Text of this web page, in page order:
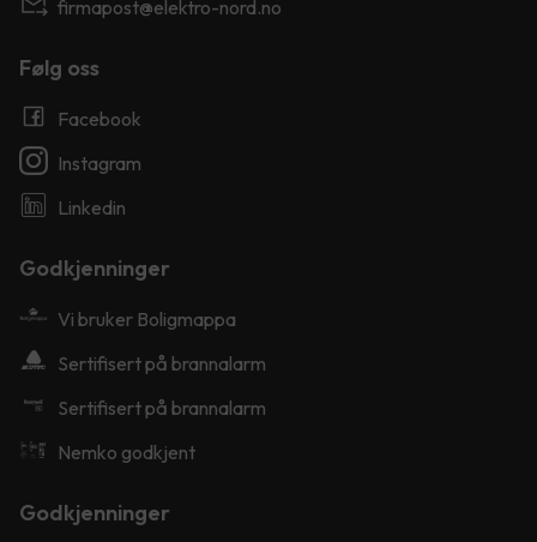
firmapost@elektro-nord.no
Følg oss
Facebook
Instagram
Linkedin
Godkjenninger
Vi bruker Boligmappa
Sertifisert på brannalarm
Sertifisert på brannalarm
Nemko godkjent
Godkjenninger